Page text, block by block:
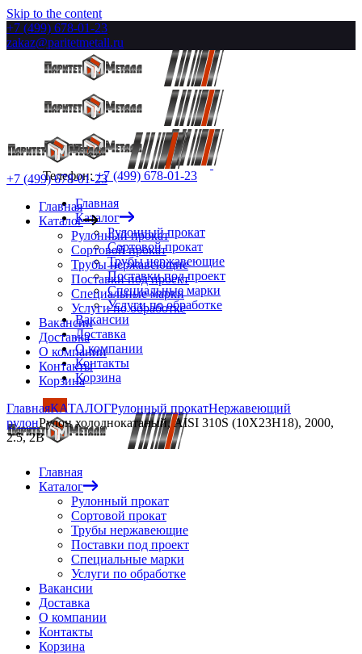
Skip to the content
+7 (499) 678-01-23
zakaz@paritetmetall.ru
Телефон:+7 (499) 678-01-23
Главная
Каталог
Рулонный прокат
Сортовой прокат
Трубы нержавеющие
Поставки под проект
Специальные марки
Услуги по обработке
Вакансии
Доставка
О компании
Контакты
Корзина
Главная
Каталог
Рулонный прокат
Сортовой прокат
Трубы нержавеющие
Поставки под проект
Специальные марки
Услуги по обработке
Вакансии
Доставка
О компании
Контакты
Корзина
+7 (499) 678-01-23
Главная
Каталог
Рулонный прокат
Сортовой прокат
Трубы нержавеющие
Поставки под проект
Специальные марки
Услуги по обработке
Вакансии
Доставка
О компании
Контакты
Корзина
ГлавнаяКАТАЛОГРулонный прокатНержавеющий
рулонРулон холоднокатаный, AISI 310S (10Х23Н18), 2000,
2.5, 2B